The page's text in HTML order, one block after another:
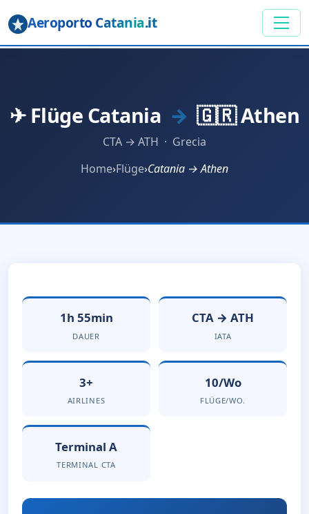
Aeroporto Catania.it
✈ Flüge Catania → 🇬🇷 Athen
CTA → ATH · Grecia
Home›Flüge›Catania → Athen
1h 55min
DAUER
CTA → ATH
IATA
3+
AIRLINES
10/Wo
FLÜGE/WO.
Terminal A
TERMINAL CTA